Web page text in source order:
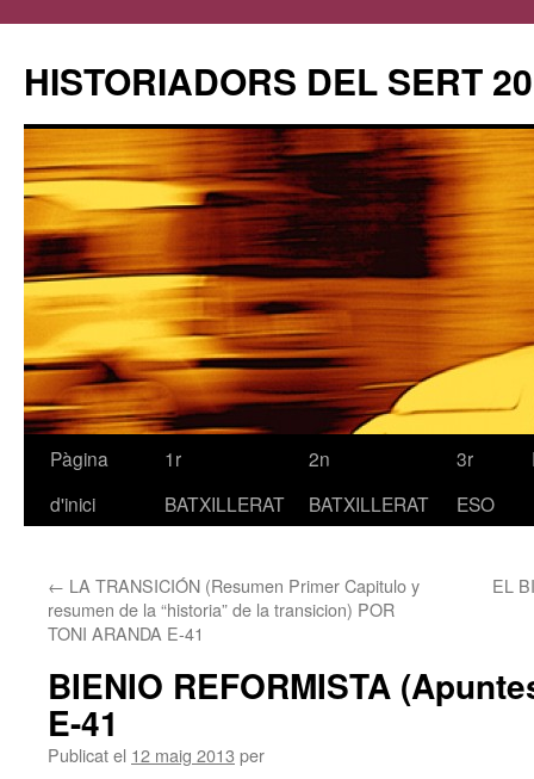
HISTORIADORS DEL SERT
Vés
Pàgina
d'inici
1r
BATXILLERAT
2n
BATXILLERAT
3r
ESO
← LA TRANSICIÓN (Resumen Primer Capitulo y
resumen de la “historia” de la transicion) POR
TONI ARANDA E-41
EL
BIENIO REFORMISTA
E-41
Publicat el 12 maig 2013 per